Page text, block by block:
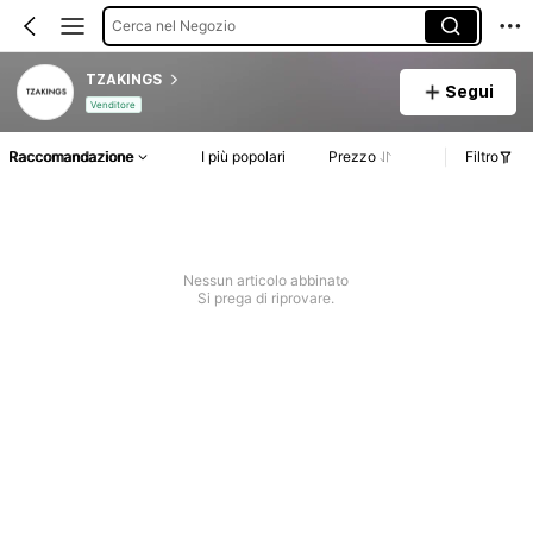
Cerca nel Negozio
TZAKINGS
Venditore
Segui
Raccomandazione I più popolari Prezzo Filtro
Nessun articolo abbinato
Si prega di riprovare.